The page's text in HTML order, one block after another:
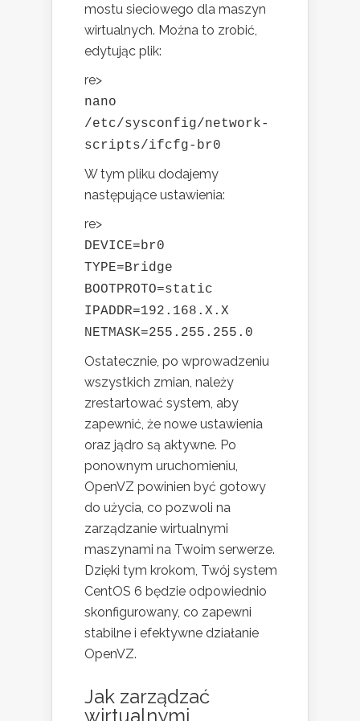
mostu sieciowego dla maszyn
wirtualnych. Można to zrobić,
edytując plik:
re>
nano
/etc/sysconfig/network-
scripts/ifcfg-br0
W tym pliku dodajemy
następujące ustawienia:
re>
DEVICE=br0
TYPE=Bridge
BOOTPROTO=static
IPADDR=192.168.X.X
NETMASK=255.255.255.0
Ostatecznie, po wprowadzeniu
wszystkich zmian, należy
zrestartować system, aby
zapewnić, że nowe ustawienia
oraz jądro są aktywne. Po
ponownym uruchomieniu,
OpenVZ powinien być gotowy
do użycia, co pozwoli na
zarządzanie wirtualnymi
maszynami na Twoim serwerze.
Dzięki tym krokom, Twój system
CentOS 6 będzie odpowiednio
skonfigurowany, co zapewni
stabilne i efektywne działanie
OpenVZ.
Jak zarządzać
wirtualnymi